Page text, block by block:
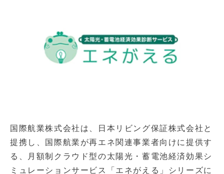
国際航業株式会社は、日本リビング保証株式会社と
提携し、国際航業が再エネ関連事業者向けに提供す
る、月額制クラウド型の太陽光・蓄電池経済効果シ
ミュレーションサービス「エネがえる」シリーズに